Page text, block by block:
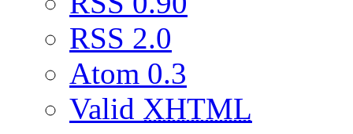
RSS 2.0
Atom 0.3
Valid XHTML